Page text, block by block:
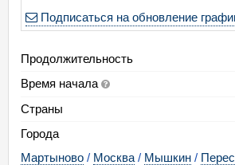
Подписаться на обновление
Продолжительность
Время начала
Страны
Города
Мартыново / Москва / Мышкин /